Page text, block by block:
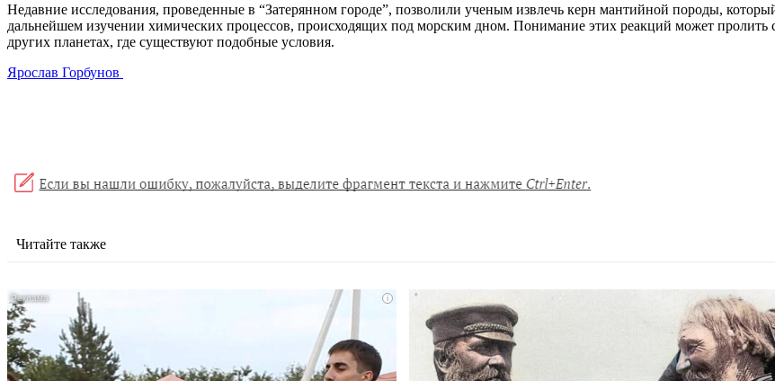
Недавние исследования, проведенные в “Затерянном городе”, позволили ученым извлечь керн мантийной породы,
дальнейшем изучении химических процессов, происходящих под морским дном. Понимание этих реакций может пролить
других планетах, где существуют подобные условия.
Ярослав Горбунов
Читайте также
i